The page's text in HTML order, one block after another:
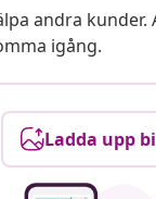
andra kunder.
igång.
Ladda upp